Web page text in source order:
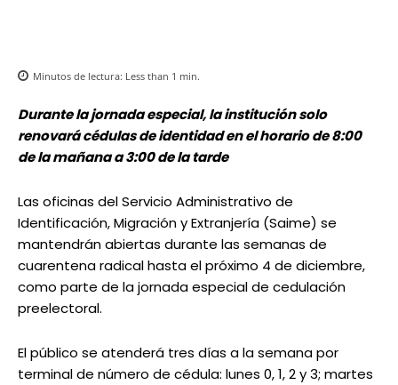
Minutos de lectura: Less than 1 min.
Durante la jornada especial, la institución solo
renovará cédulas de identidad en el horario de 8:00
de la mañana a 3:00 de la tarde
Las oficinas del Servicio Administrativo de
Identificación, Migración y Extranjería (Saime) se
mantendrán abiertas durante las semanas de
cuarentena radical hasta el próximo 4 de diciembre,
como parte de la jornada especial de cedulación
preelectoral.
El público se atenderá tres días a la semana por
terminal de número de cédula: lunes 0, 1, 2 y 3; martes